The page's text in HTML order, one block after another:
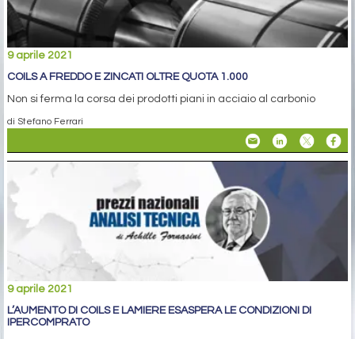
9 aprile 2021
COILS A FREDDO E ZINCATI OLTRE QUOTA 1.000
Non si ferma la corsa dei prodotti piani in acciaio al carbonio
di Stefano Ferrari
9 aprile 2021
L’AUMENTO DI COILS E LAMIERE ESASPERA LE CONDIZIONI DI
IPERCOMPRATO